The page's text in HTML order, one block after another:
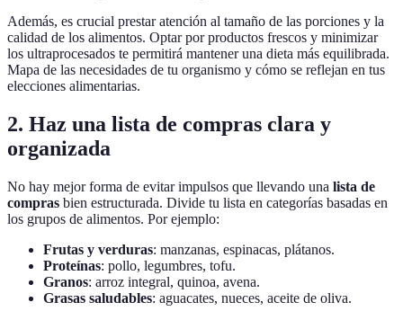
Además, es crucial prestar atención al tamaño de las porciones y la
calidad de los alimentos. Optar por productos frescos y minimizar
los ultraprocesados te permitirá mantener una dieta más equilibrada.
Mapa de las necesidades de tu organismo y cómo se reflejan en tus
elecciones alimentarias.
2. Haz una lista de compras clara y
organizada
No hay mejor forma de evitar impulsos que llevando una lista de
compras bien estructurada. Divide tu lista en categorías basadas en
los grupos de alimentos. Por ejemplo:
Frutas y verduras: manzanas, espinacas, plátanos.
Proteínas: pollo, legumbres, tofu.
Granos: arroz integral, quinoa, avena.
Grasas saludables: aguacates, nueces, aceite de oliva.